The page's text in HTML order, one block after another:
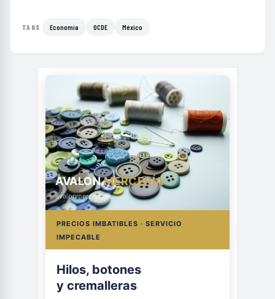
TAGS Economía OCDE México
AVALONMERCERÍA
avalonmerceria.es
PRECIOS IMBATIBLES · SERVICIO
IMPECABLE
Hilos, botones
y cremalleras